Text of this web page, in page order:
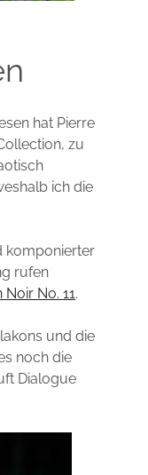
hat Pierre
zu
ich die
komponierter
rufen
No. 11.
und die
noch die
Dialogue